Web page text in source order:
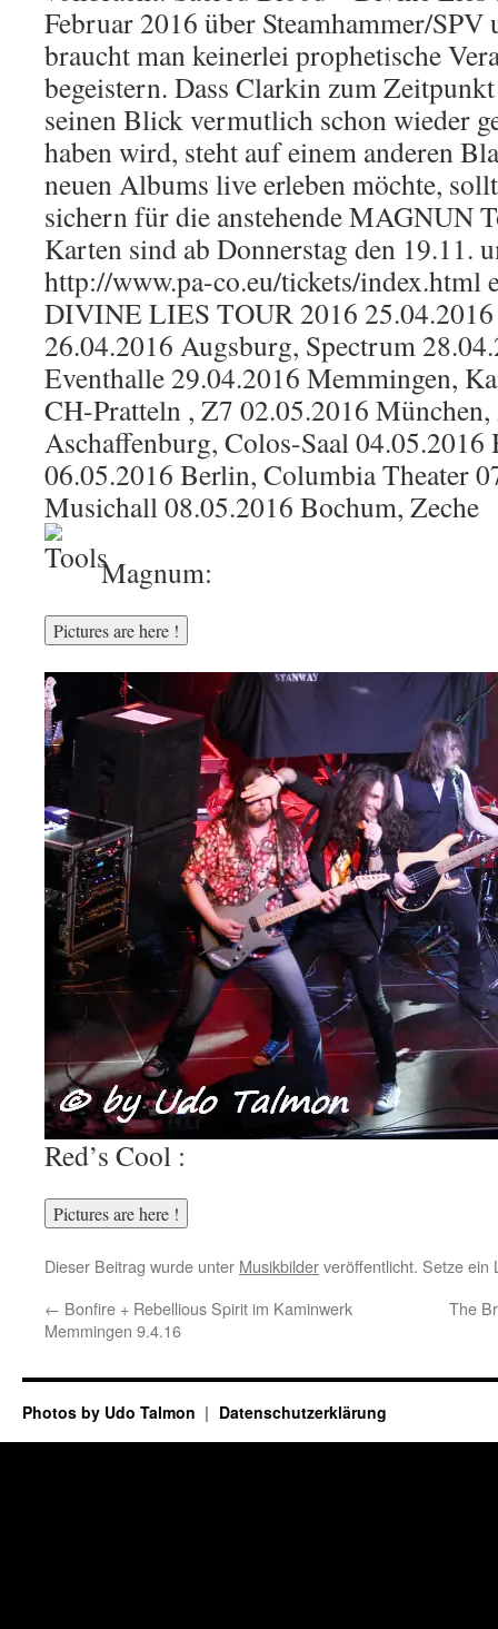
Februar 2016 über Steamhammer/
braucht man keinerlei prophetische
begeistern. Dass Clarkin zum
seinen Blick vermutlich schon wieder
haben wird, steht auf einem anderen
neuen Albums live erleben möchte,
sichern für die anstehende MAGNUN
Karten sind ab Donnerstag den 19.11.
http://www.pa-co.eu/tickets/index.html
DIVINE LIES TOUR 2016
26.04.2016 Augsburg, Spectrum
Eventhalle 29.04.2016 Memmingen,
CH-Pratteln , Z7 02.05.2016
Aschaffenburg, Colos-Saal
06.05.2016 Berlin, Columbia Theater
Musichall 08.05.2016 Bochum, Zeche
Magnum:
Red’s Cool :
Dieser Beitrag wurde unter Musikbilderveröffentlicht. Setze
← Bonfire + Rebellious Spirit im Kaminwerk
Memmingen 9.4.16
The
Photos by Udo Talmon Datenschutzerklärung